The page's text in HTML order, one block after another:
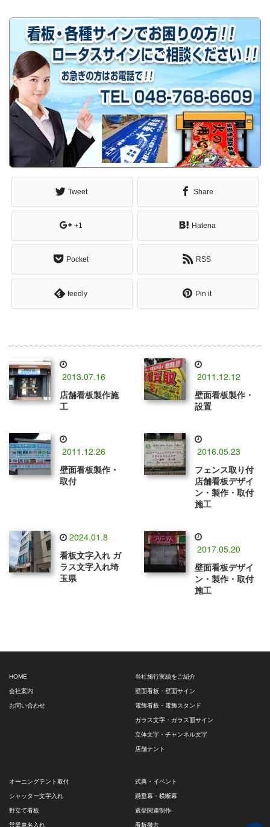
Tweet Share
+1 Hatena
Pocket RSS
feedly Pin it
2013.07.16
店舗看板製作施
工
2011.12.12
壁面看板製作・
設置
2011.12.26
壁面看板製作・
取付
2016.05.23
フェンス取り付
店舗看板デザイ
ン・製作・取付
施工
2024.01.8
看板文字入れ ガ
ラス文字入れ埼
玉県
2017.05.20
壁面看板デザイ
ン・製作・取付
施工
HOME
会社案内
お問い合わせ
当社施行実績をご紹介
壁面看板・壁面サイン
電飾看板・電飾スタンド
ガラス文字・ガラス面サイン
立体文字・チャンネル文字
店舗テント
オーニングテント取付
シャッター文字入れ
野立て看板
営業車名入れ
式典・イベント
懸垂幕・横断幕
選挙関連制作
看板撤去